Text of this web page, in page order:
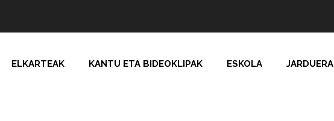
ELKARTEAK KANTU ETA BIDEOKLIPAK ESKOLA JARDUERA